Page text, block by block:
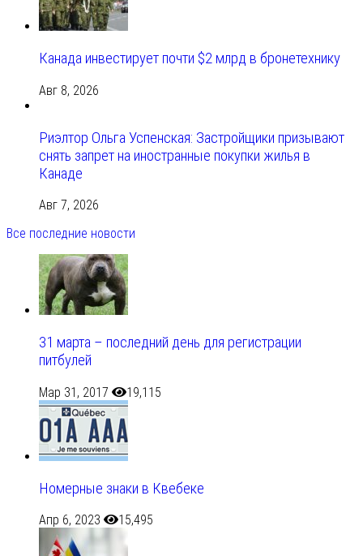
Канада инвестирует почти $2 млрд в бронетехнику
Авг 8, 2026
Риэлтор Ольга Успенская: Застройщики призывают
снять запрет на иностранные покупки жилья в
Канаде
Авг 7, 2026
Все последние новости
31 марта – последний день для регистрации
питбулей
Мар 31, 2017 19,115
Номерные знаки в Квебеке
Апр 6, 2023 15,495